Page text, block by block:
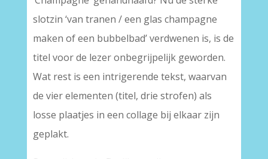
slotzin ‘van tranen / een glas champagne
maken of een bubbelbad’ verdwenen is, is de
titel voor de lezer onbegrijpelijk geworden.
Wat rest is een intrigerende tekst, waarvan
de vier elementen (titel, drie strofen) als
losse plaatjes in een collage bij elkaar zijn
geplakt.